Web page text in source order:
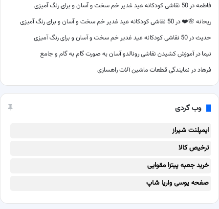
فاطمهدر 50 نقاشی کودکانه عید غدیر خم سخت و آسان و برای رنگ آمیزی
ریحانه 🌸❤️در 50 نقاشی کودکانه عید غدیر خم سخت و آسان و برای رنگ آمیزی
حدیثدر 50 نقاشی کودکانه عید غدیر خم سخت و آسان و برای رنگ آمیزی
نیما درآموزش کشیدن نقاشی رونالدو آسان به صورت گام به گام و جامع
فرهاددر نمایندگی قطعات ماشین آلات راهسازی
وب گردی
ایمپلنت شیراز
ترخیص کالا
خرید جعبه پیتزا مقوایی
صفحه یوسی واریا شاپ